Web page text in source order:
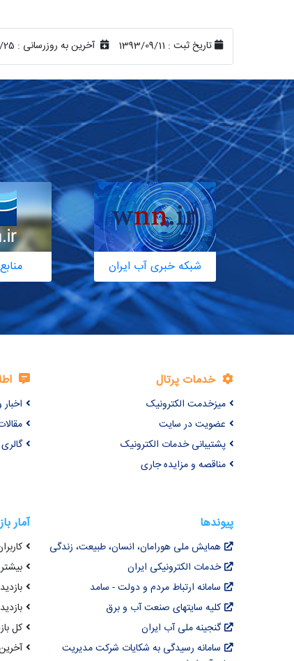
تاریخ ثبت : 1393/09/11 آخرین به روزرسانی : 25
شبکه خبری آب ایران
خدمات پرتال
میزخدمت الکترونیک
عضویت در سایت
پشتیبانی خدمات الکترونیک
مناقصه و مزایده جاری
پیوندها
همایش ملی هورامان، انسان، طبیعت، زندگی
خدمات الکترونیکی ایران
سامانه ارتباط مردم و دولت - سامد
کلیه سایتهای صنعت آب و برق
گنجینه ملی آب ایران
سامانه رسیدگی به شکایات شرکت مدیریت
آمار
کل
آخرین به